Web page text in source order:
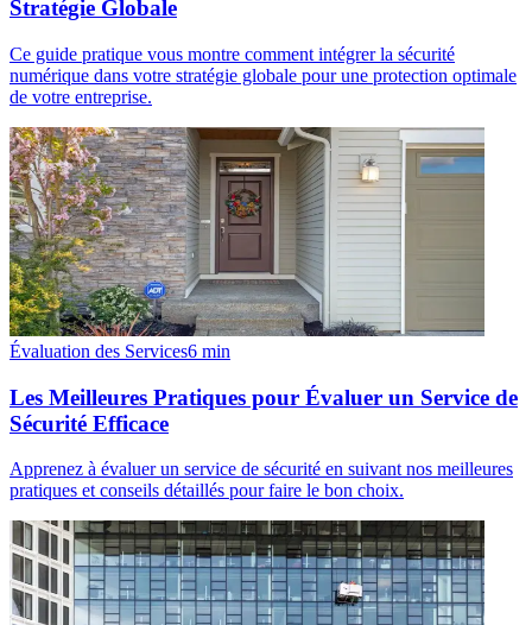
Stratégie Globale
Ce guide pratique vous montre comment intégrer la sécurité
numérique dans votre stratégie globale pour une protection optimale
de votre entreprise.
Évaluation des Services6 min
Les Meilleures Pratiques pour Évaluer un Service de
Sécurité Efficace
Apprenez à évaluer un service de sécurité en suivant nos meilleures
pratiques et conseils détaillés pour faire le bon choix.